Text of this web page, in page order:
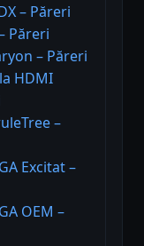
– Păreri
Păreri
– Păreri
HDMI
–
Excitat –
OEM –